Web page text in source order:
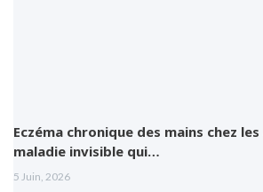
Eczéma chronique des mains chez
maladie invisible qui…
5 Juin, 2026